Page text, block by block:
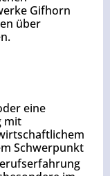
Gifhorn
über
eine
mit
Schwerpunkt